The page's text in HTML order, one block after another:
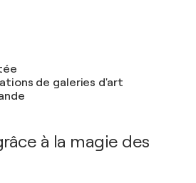
de galeries d'art
à la magie des